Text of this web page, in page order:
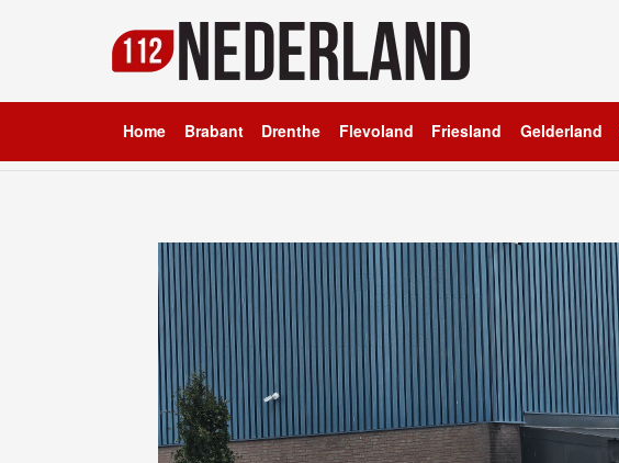
Home Brabant Drenthe Flevoland Friesland Gelderland